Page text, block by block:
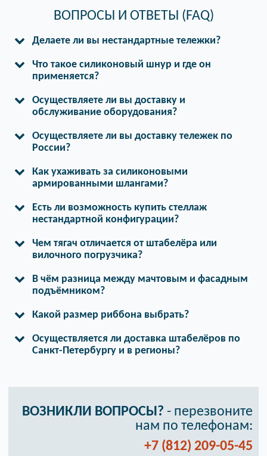
ВОПРОСЫ И ОТВЕТЫ (FAQ)
Делаете ли вы нестандартные тележки?
Что такое силиконовый шнур и где он
применяется?
Осуществляете ли вы доставку и
обслуживание оборудования?
Осуществляете ли вы доставку тележек по
России?
Как ухаживать за силиконовыми
армированными шлангами?
Есть ли возможность купить стеллаж
нестандартной конфигурации?
Чем тягач отличается от штабелёра или
вилочного погрузчика?
В чём разница между мачтовым и фасадным
подъёмником?
Какой размер риббона выбрать?
Осуществляется ли доставка штабелёров по
Санкт-Петербургу и в регионы?
ВОЗНИКЛИ ВОПРОСЫ? - перезвоните
нам по телефонам:
+7 (812) 209-05-45